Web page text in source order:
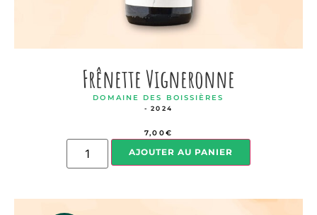
Frênette Vigneronne
DOMAINE DES BOISSIÈRES
- 2024
7,00€
AJOUTER AU PANIER